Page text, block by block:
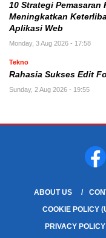
10 Strategi Pemasaran
Meningkatkan
Aplikasi Web
Monday, 3 Aug 2026 - 17:58
Tekno
Rahasia Sukses Edit
Sunday, 2 Aug 2026 - 19:55
ABOUT US
COOKIE POLICY
PRIVACY POLICY